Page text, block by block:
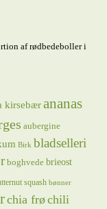
af rødbedeboller i
kirsebærananas
aubergine
Birk bladselleri
boghvede brieost
squash bønner
chia frøchili